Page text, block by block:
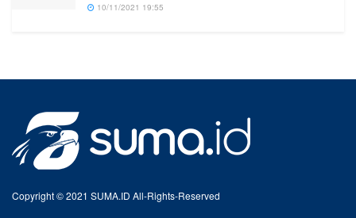
10/11/2021 19:55
Copyright © 2021 SUMA.ID All-Rights-Reserved